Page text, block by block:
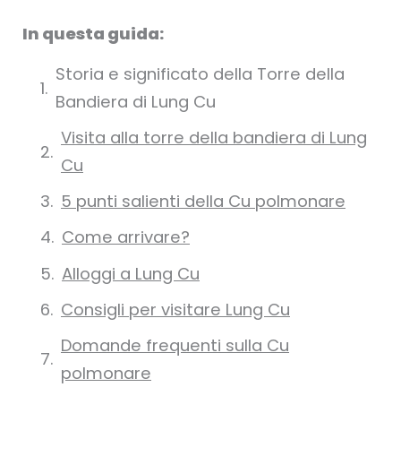
In questa guida:
Storia e significato della Torre della
Bandiera di Lung Cu
Visita alla torre della bandiera di Lung
Cu
5 punti salienti della Cu polmonare
Come arrivare?
Alloggi a Lung Cu
Consigli per visitare Lung Cu
Domande frequenti sulla Cu
polmonare